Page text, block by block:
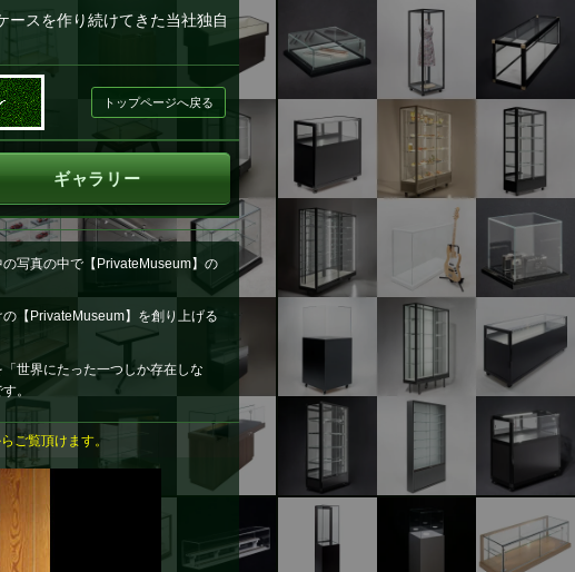
ースを作り続けてきた当社独自
トップページへ戻る
ギャラリー
写真の中で【PrivateMuseum】の
【PrivateMuseum】を創り上げる
世界にたった一つしか存在しな
。
ご覧頂けます。